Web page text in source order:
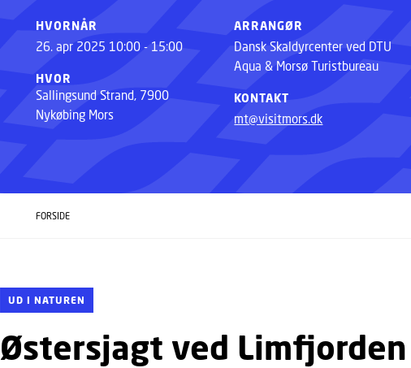
HVORNÅR
26. apr 2025 10:00 - 15:00
HVOR
Sallingsund Strand, 7900
Nykøbing Mors
ARRANGØR
Dansk Skaldyrcenter ved DTU
Aqua & Morsø Turistbureau
KONTAKT
mt@visitmors.dk
FORSIDE
UD I NATUREN
Østersjagt ved Limfjorden